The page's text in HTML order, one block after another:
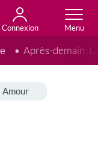
Connexion
Après-demain :
Amour